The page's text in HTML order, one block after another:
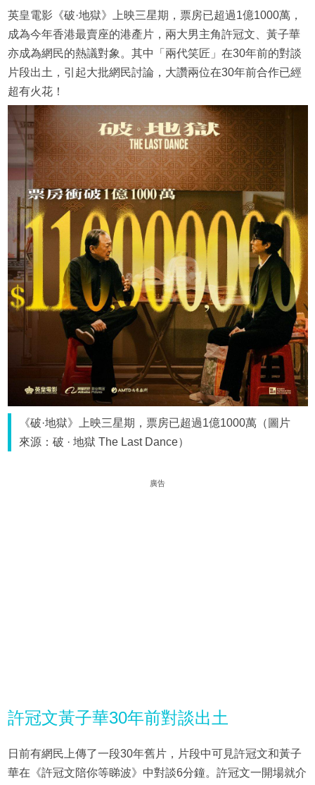
英皇電影《破·地獄》上映三星期，票房已超過1億1000萬，
成為今年香港最賣座的港產片，兩大男主角許冠文、黃子華
亦成為網民的熱議對象。其中「兩代笑匠」在30年前的對談
片段出土，引起大批網民討論，大讚兩位在30年前合作已經
超有火花！
《破·地獄》上映三星期，票房已超過1億1000萬（圖片
來源：破 · 地獄 The Last Dance）
廣告
許冠文黃子華30年前對談出土
日前有網民上傳了一段30年舊片，片段中可見許冠文和黃子
華在《許冠文陪你等睇波》中對談6分鐘。許冠文一開場就介